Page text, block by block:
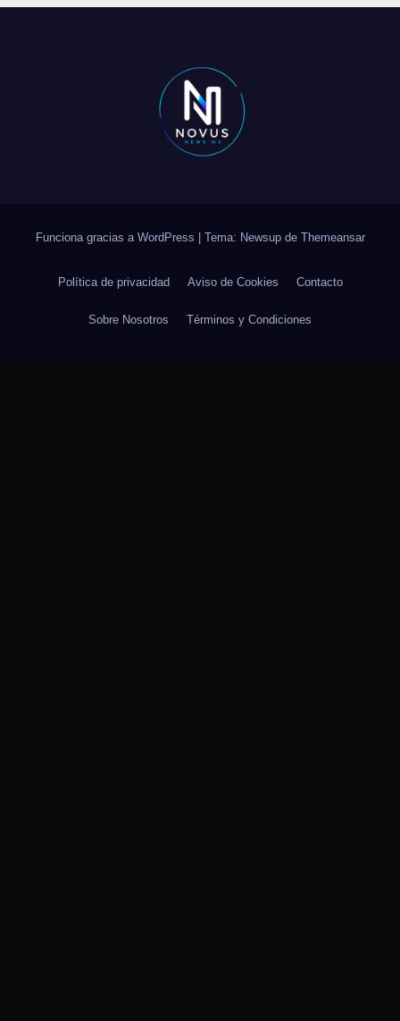
Funciona gracias a WordPress | Tema: Newsup de Themeansar
Política de privacidad Aviso de Cookies Contacto
Sobre Nosotros Términos y Condiciones